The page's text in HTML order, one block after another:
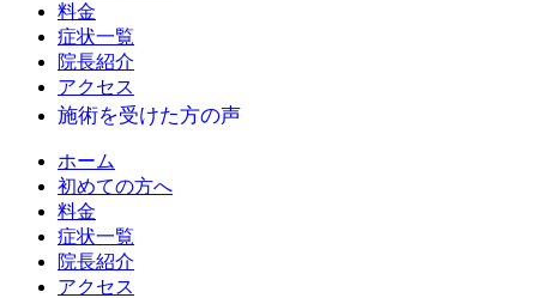
料金
症状一覧
院長紹介
アクセス
ホーム
初めての方へ
料金
症状一覧
院長紹介
アクセス